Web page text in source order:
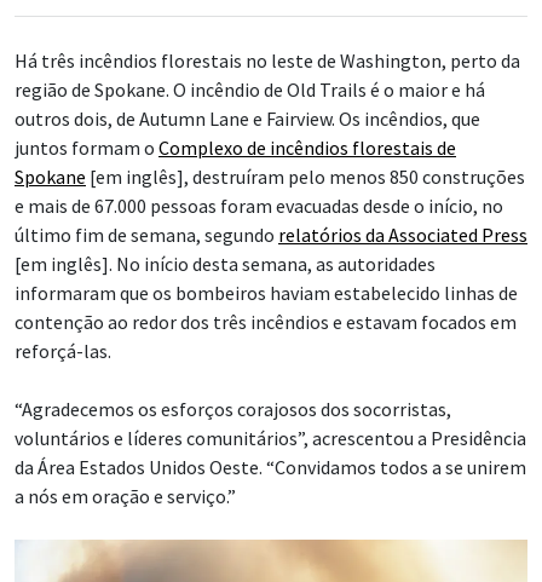
Há três incêndios florestais no leste de Washington, perto da
região de Spokane. O incêndio de Old Trails é o maior e há
outros dois, de Autumn Lane e Fairview. Os incêndios, que
juntos formam o Complexo de incêndios florestais de
Spokane [em inglês], destruíram pelo menos 850 construções
e mais de 67.000 pessoas foram evacuadas desde o início, no
último fim de semana, segundo relatórios da Associated Press
[em inglês]. No início desta semana, as autoridades
informaram que os bombeiros haviam estabelecido linhas de
contenção ao redor dos três incêndios e estavam focados em
reforçá-las.
“Agradecemos os esforços corajosos dos socorristas,
voluntários e líderes comunitários”, acrescentou a Presidência
da Área Estados Unidos Oeste. “Convidamos todos a se unirem
a nós em oração e serviço.”